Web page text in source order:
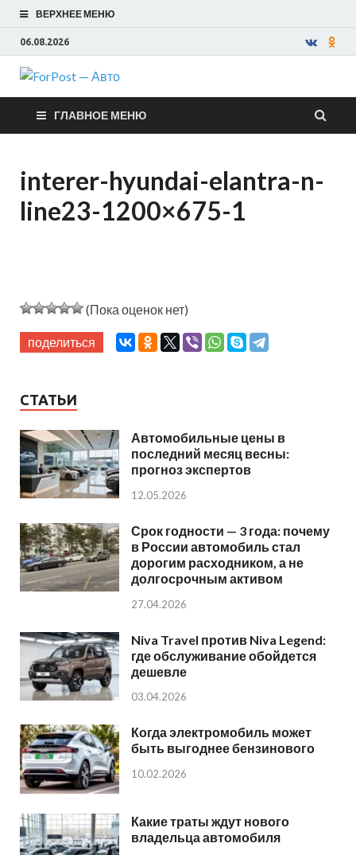
ВЕРХНЕЕ МЕНЮ
06.08.2026
ForPost —
Авто
ГЛАВНОЕ МЕНЮ
interer-hyundai-elantra-n-
line23-1200×675-1
(Пока оценок нет)
поделиться
СТАТЬИ
Автомобильные цены в
последний месяц весны:
прогноз экспертов
12.05.2026
Срок годности — 3 года: почему
в России автомобиль стал
дорогим расходником, а не
долгосрочным активом
27.04.2026
Niva Travel против Niva Legend:
где обслуживание обойдется
дешевле
03.04.2026
Когда электромобиль может
быть выгоднее бензинового
10.02.2026
Какие траты ждут нового
владельца автомобиля